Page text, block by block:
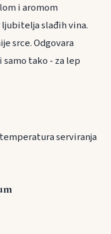
i aromom
slađih vina.
srce. Odgovara
tako - za lep
serviranja